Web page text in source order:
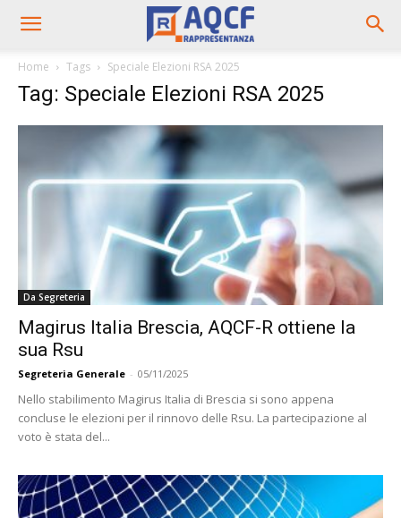
Home Tags Speciale Elezioni RSA 2025
Tag: Speciale Elezioni RSA 2025
Da Segreteria
Magirus Italia Brescia, AQCF-R ottiene la
sua Rsu
Segreteria Generale - 05/11/2025
Nello stabilimento Magirus Italia di Brescia si sono appena
concluse le elezioni per il rinnovo delle Rsu. La partecipazione al
voto è stata del...